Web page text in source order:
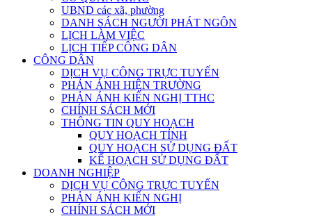
UBND các xã, phường
DANH SÁCH NGƯỜI PHÁT NGÔN
LỊCH LÀM VIỆC
LỊCH TIẾP CÔNG DÂN
CÔNG DÂN
DỊCH VỤ CÔNG TRỰC TUYẾN
PHẢN ÁNH HIỆN TRƯỜNG
PHẢN ÁNH KIẾN NGHỊ TTHC
CHÍNH SÁCH MỚI
THÔNG TIN QUY HOẠCH
QUY HOẠCH TỈNH
QUY HOẠCH SỬ DỤNG ĐẤT
KẾ HOẠCH SỬ DỤNG ĐẤT
DOANH NGHIỆP
DỊCH VỤ CÔNG TRỰC TUYẾN
PHẢN ÁNH KIẾN NGHỊ
CHÍNH SÁCH MỚI